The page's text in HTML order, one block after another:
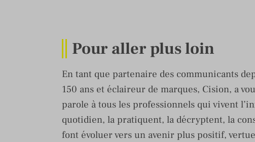
Pour aller plus loin
En tant que partenaire des communicants
150 ans et éclaireur de marques, Cision, a
parole à tous les professionnels qui vivent
quotidien, la pratiquent, la décryptent, la
font évoluer vers un avenir plus positif,